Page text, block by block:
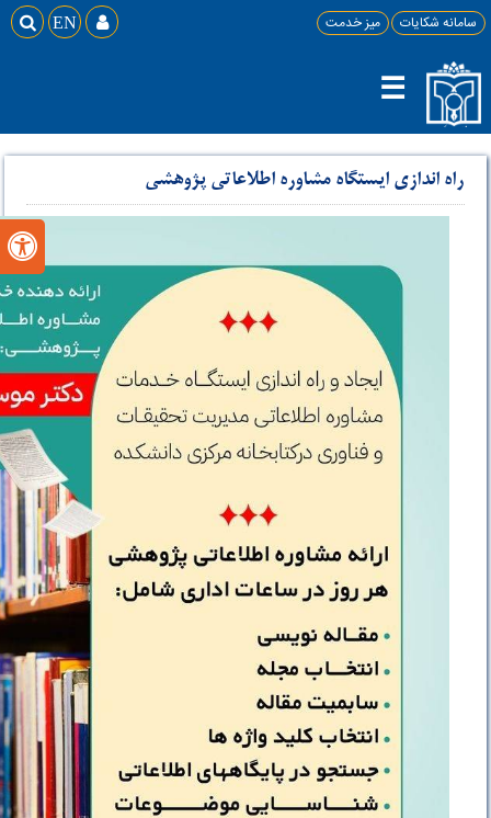
سامانه شکایات میز خدمت  EN 
☰
راه اندازی ایستگاه مشاوره اطلاعاتی پژوهشی
